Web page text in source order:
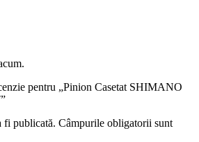
pentru „Pinion Casetat SHIMANO
fi publicată. Câmpurile obligatorii sunt